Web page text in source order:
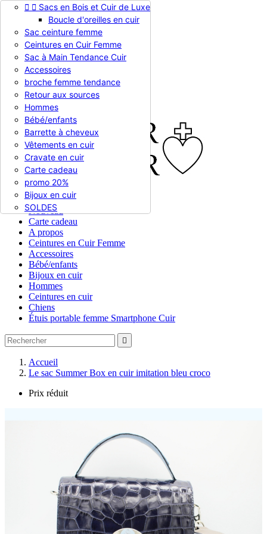
Appelez-nous :0786510612
EUR € 
EUR €
RUB RUB
Connexion
shopping_cart Panier (0)
  En stock
  Sacs en Bois et Cuir de Luxe
Boucle d'oreilles en cuir
Sac ceinture femme
Ceintures en Cuir Femme
Sac à Main Tendance Cuir
Accessoires
broche femme tendance
Retour aux sources
Hommes
Bébé/enfants
Barrette à cheveux
Vêtements en cuir
Cravate en cuir
Carte cadeau
promo 20%
Bijoux en cuir
SOLDES
Nouveau
Carte cadeau
A propos
Ceintures en Cuir Femme
Accessoires
Bébé/enfants
Bijoux en cuir
Hommes
Ceintures en cuir
Chiens
Étuis portable femme Smartphone Cuir

Accueil
Le sac Summer Box en cuir imitation bleu croco
Prix réduit